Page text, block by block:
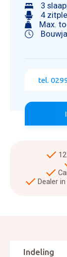
3
4
Max.
tel.
Dealer
Indeling